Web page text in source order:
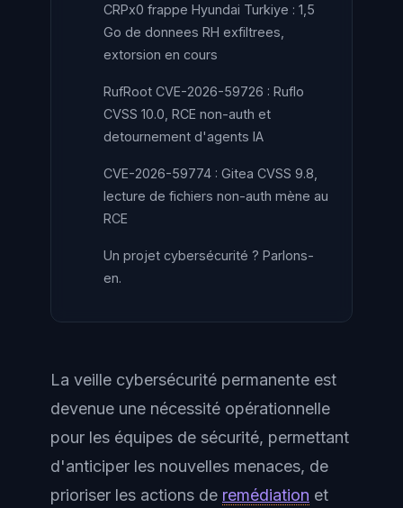
CRPx0 frappe Hyundai Turkiye : 1,5
Go de donnees RH exfiltrees,
extorsion en cours
RufRoot CVE-2026-59726 : Ruflo
CVSS 10.0, RCE non-auth et
detournement d'agents IA
CVE-2026-59774 : Gitea CVSS 9.8,
lecture de fichiers non-auth mène au
RCE
Un projet cybersécurité ? Parlons-
en.
La veille cybersécurité permanente est
devenue une nécessité opérationnelle
pour les équipes de sécurité, permettant
d'anticiper les nouvelles menaces, de
prioriser les actions de remédiation et